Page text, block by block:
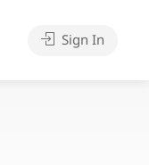
Sign In